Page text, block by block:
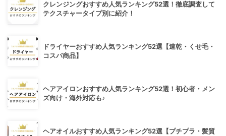
クレンジングおすすめ人気ランキング52選！徹底調査して
テクスチャータイプ別に紹介！
ドライヤーおすすめ人気ランキング52選【速乾・くせ毛・
コスパ商品】
ヘアアイロンおすすめ人気ランキング52選！初心者・メン
ズ向け・海外対応も♪
ヘアオイルおすすめ人気ランキング52選【プチプラ・髪質